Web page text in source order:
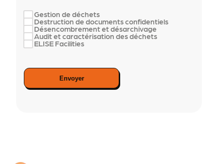
Gestion de déchets
Destruction de documents confidentiels
Désencombrement et désarchivage
Audit et caractérisation des déchets
ELISE Facilities
Envoyer